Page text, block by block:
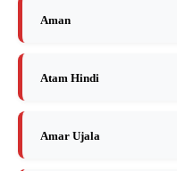
Aman
Atam Hindi
Amar Ujala